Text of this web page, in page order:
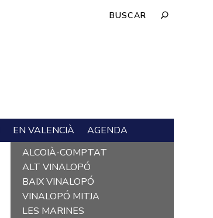
EN VALENCIÀ AGENDA
L´ALACANTÍ
ALCOIÀ-COMPTAT
ALT VINALOPÓ
BAIX VINALOPÓ
VINALOPÓ MITJA
LES MARINES